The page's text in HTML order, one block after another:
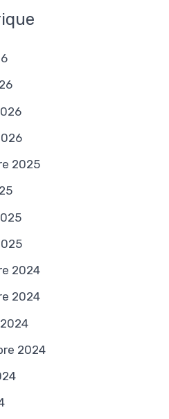
2025
2024
2024
2024